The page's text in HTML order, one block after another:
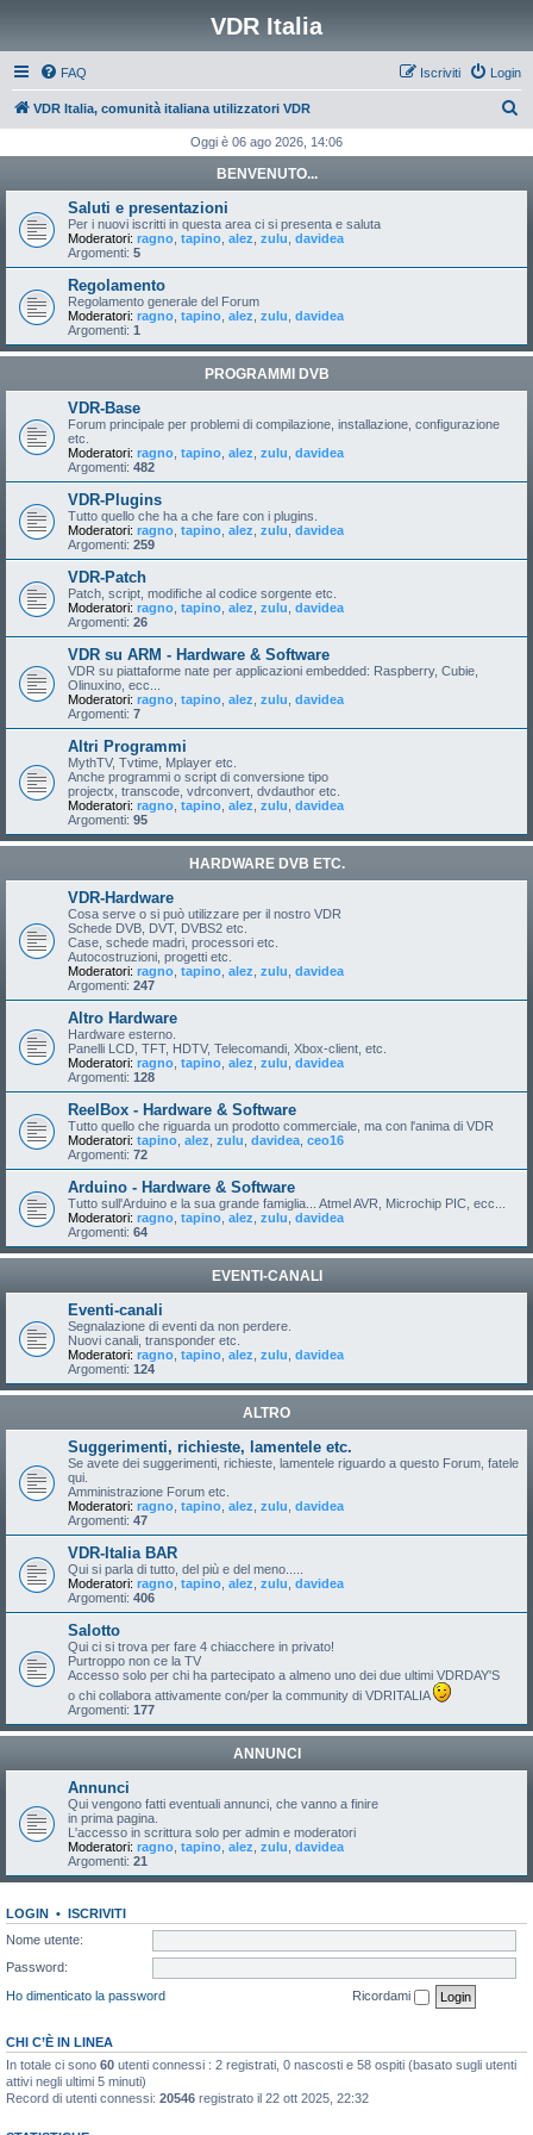
VDR Italia
FAQ Login
Iscriviti
VDR Italia, comunità italiana utilizzatori VDR
c
Oggi è 06 ago 2026, 14:06
BENVENUTO...
Saluti e presentazioni
Per i nuovi iscritti in questa area ci si presenta e saluta
Moderatori: ragno tapino alez zulu davidea
Argomenti: 5
Regolamento
Regolamento generale del Forum
Moderatori: ragno tapino alez zulu davidea
Argomenti: 1
PROGRAMMI DVB
VDR-Base
Forum principale per problemi di compilazione, installazione, configurazione
etc.
Moderatori: ragno tapino alez zulu davidea
Argomenti: 482
VDR-Plugins
Tutto quello che ha a che fare con i plugins.
Moderatori: ragno tapino alez zulu davidea
Argomenti: 259
VDR-Patch
Patch, script, modifiche al codice sorgente etc.
Moderatori: ragno tapino alez zulu davidea
Argomenti: 26
VDR su ARM - Hardware & Software
VDR su piattaforme nate per applicazioni embedded: Raspberry, Cubie,
Olinuxino, ecc...
Moderatori: ragno tapino alez zulu davidea
Argomenti: 7
Altri Programmi
MythTV, Tvtime, Mplayer etc.
Anche programmi o script di conversione tipo
projectx, transcode, vdrconvert, dvdauthor etc.
Moderatori: ragno tapino alez zulu davidea
Argomenti: 95
HARDWARE DVB ETC.
VDR-Hardware
Cosa serve o si può utilizzare per il nostro VDR
Schede DVB, DVT, DVBS2 etc.
Case, schede madri, processori etc.
Autocostruzioni, progetti etc.
Moderatori: ragno tapino alez zulu davidea
Argomenti: 247
Altro Hardware
Hardware esterno.
Panelli LCD, TFT, HDTV, Telecomandi, Xbox-client, etc.
Moderatori: ragno tapino alez zulu davidea
Argomenti: 128
ReelBox - Hardware & Software
Tutto quello che riguarda un prodotto commerciale, ma con l'anima di VDR
Moderatori: tapino alez zulu davidea ceo16
Argomenti: 72
Arduino - Hardware & Software
Tutto sull'Arduino e la sua grande famiglia... Atmel AVR, Microchip PIC, ecc...
Moderatori: ragno tapino alez zulu davidea
Argomenti: 64
EVENTI-CANALI
Eventi-canali
Segnalazione di eventi da non perdere.
Nuovi canali, transponder etc.
Moderatori: ragno tapino alez zulu davidea
Argomenti: 124
ALTRO
Suggerimenti, richieste, lamentele etc.
Se avete dei suggerimenti, richieste, lamentele riguardo a questo Forum, fatele
qui.
Amministrazione Forum etc.
Moderatori: ragno tapino alez zulu davidea
Argomenti: 47
VDR-Italia BAR
Qui si parla di tutto, del più e del meno.....
Moderatori: ragno tapino alez zulu davidea
Argomenti: 406
Salotto
Qui ci si trova per fare 4 chiacchere in privato!
Purtroppo non ce la TV
Accesso solo per chi ha partecipato a almeno uno dei due ultimi VDRDAY'S
o chi collabora attivamente con/per la community di VDRITALIA
Argomenti: 177
ANNUNCI
Annunci
Qui vengono fatti eventuali annunci, che vanno a finire
in prima pagina.
L'accesso in scrittura solo per admin e moderatori
Moderatori: ragno tapino alez zulu davidea
Argomenti: 21
LOGIN • ISCRIVITI
Nome utente:
Password:
Ho dimenticato la password
Ricordami
CHI C’È IN LINEA
In totale ci sono 60 utenti connessi : 2 registrati, 0 nascosti e 58 ospiti (basato sugli utenti
attivi negli ultimi 5 minuti)
Record di utenti connessi: 20546 registrato il 22 ott 2025, 22:32